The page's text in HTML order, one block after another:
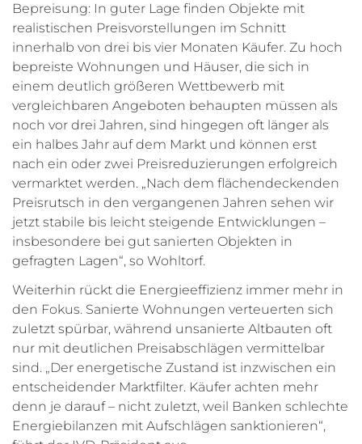
Bepreisung: In guter Lage finden Objekte mit
realistischen Preisvorstellungen im Schnitt
innerhalb von drei bis vier Monaten Käufer. Zu hoch
bepreiste Wohnungen und Häuser, die sich in
einem deutlich größeren Wettbewerb mit
vergleichbaren Angeboten behaupten müssen als
noch vor drei Jahren, sind hingegen oft länger als
ein halbes Jahr auf dem Markt und können erst
nach ein oder zwei Preisreduzierungen erfolgreich
vermarktet werden. „Nach dem flächendeckenden
Preisrutsch in den vergangenen Jahren sehen wir
jetzt stabile bis leicht steigende Entwicklungen –
insbesondere bei gut sanierten Objekten in
gefragten Lagen“, so Wohltorf.
Weiterhin rückt die Energieeffizienz immer mehr in
den Fokus. Sanierte Wohnungen verteuerten sich
zuletzt spürbar, während unsanierte Altbauten oft
nur mit deutlichen Preisabschlägen vermittelbar
sind. „Der energetische Zustand ist inzwischen ein
entscheidender Marktfilter. Käufer achten mehr
denn je darauf – nicht zuletzt, weil Banken schlechte
Energiebilanzen mit Aufschlägen sanktionieren“,